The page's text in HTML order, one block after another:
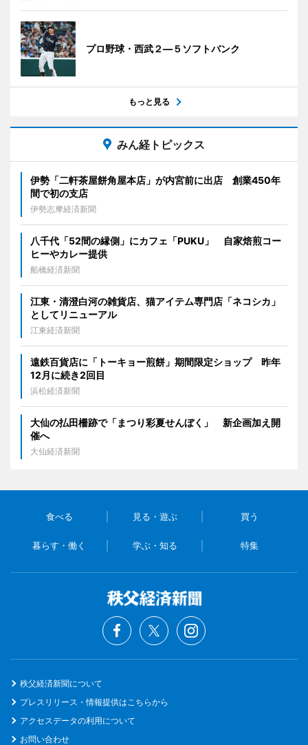
プロ野球・西武２―５ソフトバンク
もっと見る
みん経トピックス
伊勢「二軒茶屋餅角屋本店」が内宮前に出店 創業450年
間で初の支店
伊勢志摩経済新聞
八千代「52間の縁側」にカフェ「PUKU」 自家焙煎コー
ヒーやカレー提供
船橋経済新聞
江東・清澄白河の雑貨店、猫アイテム専門店「ネコシカ」
としてリニューアル
江東経済新聞
遠鉄百貨店に「トーキョー煎餅」期間限定ショップ 昨年
12月に続き2回目
浜松経済新聞
大仙の払田柵跡で「まつり彩夏せんぼく」 新企画加え開
催へ
大仙経済新聞
食べる 見る・遊ぶ 買う
暮らす・働く 学ぶ・知る 特集
秩父経済新聞について
プレスリリース・情報提供はこちらから
アクセスデータの利用について
お問い合わせ